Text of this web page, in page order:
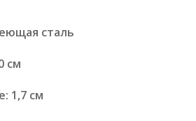
сталь
см
1,7 см